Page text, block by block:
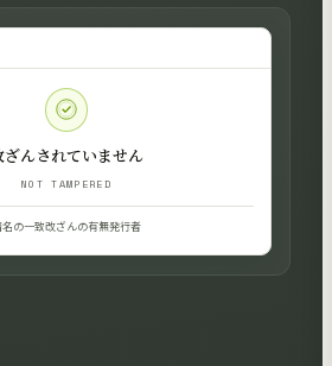
ざんされていません
NOT TAMPERED
名の一致改ざんの有無発行者